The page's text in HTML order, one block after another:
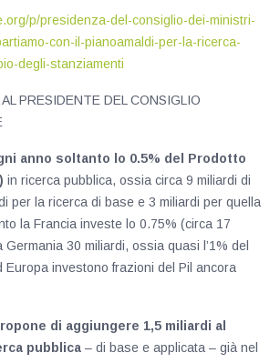
p/presidenza-del-consiglio-dei-ministri-
con-il-pianoamaldi-per-la-ricerca-
degli-stanziamenti
PRESIDENTE DEL CONSIGLIO
anno soltanto lo 0.5% del Prodotto
in ricerca pubblica, ossia circa 9 miliardi di
per la ricerca di base e 3 miliardi per quella
la Francia investe lo 0.75% (circa 17
30 miliardi, ossia quasi l’1% del
Europa investono frazioni del Pil ancora
di aggiungere 1,5 miliardi al
pubblica – di base e applicata – già nel